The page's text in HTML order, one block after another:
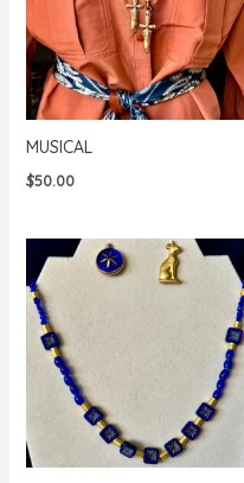
MUSICAL
$50.00